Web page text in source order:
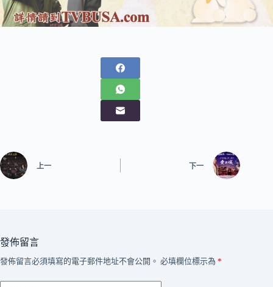
上一 下一
發佈留言
發佈留言必須填寫的電子郵件地址不會公開。 必填欄位標示為 *